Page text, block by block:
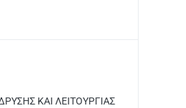
ΚΑΙ ΛΕΙΤΟΥΡΓΙΑΣ